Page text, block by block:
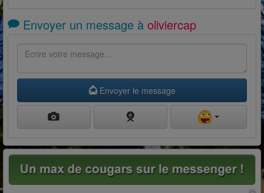
Envoyer un message à oliviercap
Envoyer le message